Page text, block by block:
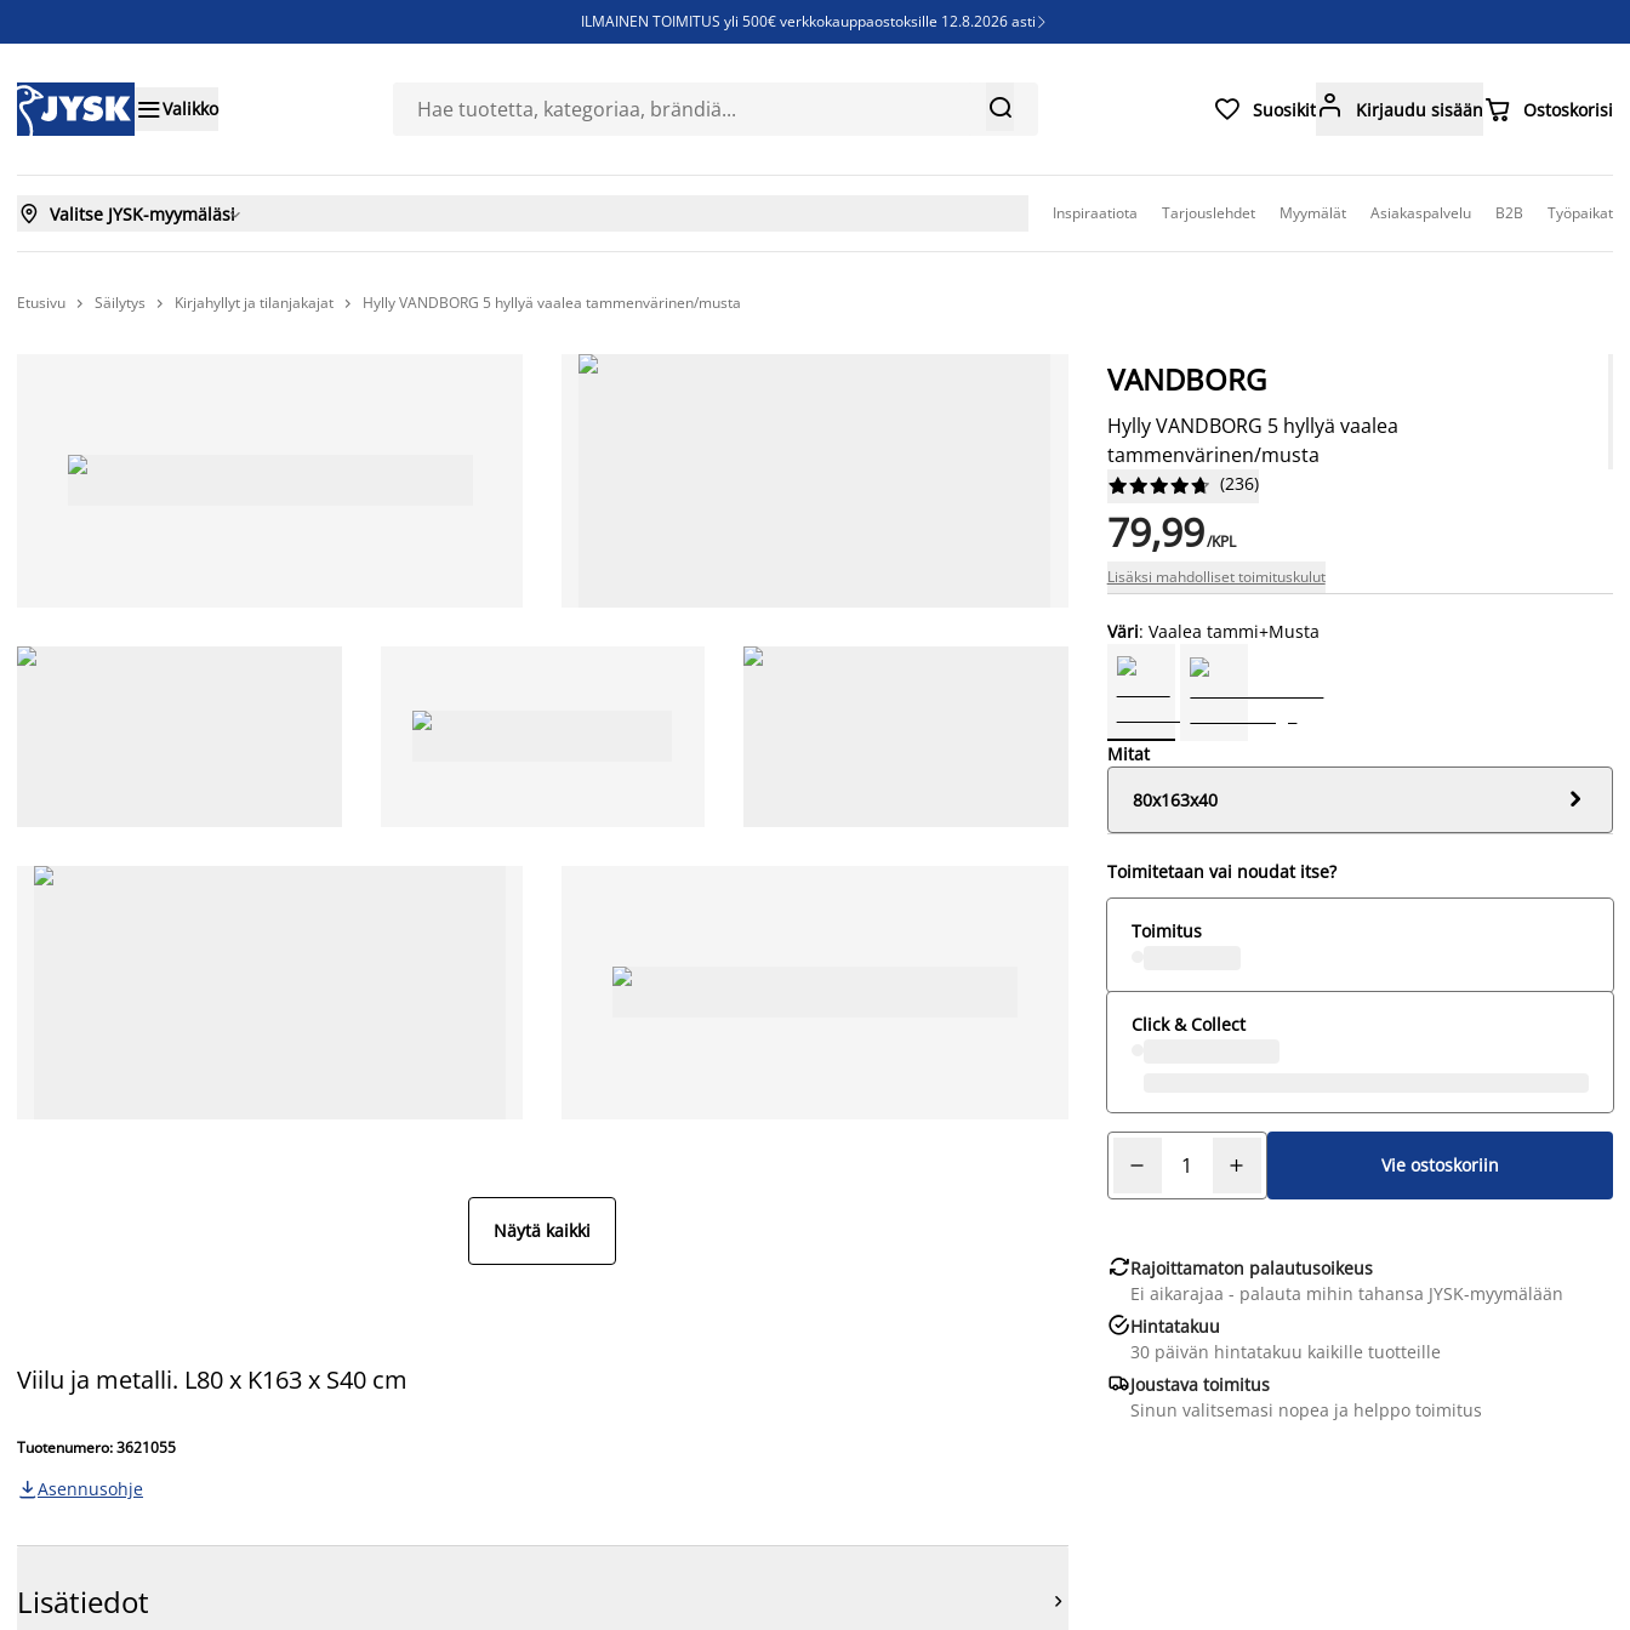
ILMAINEN TOIMITUS yli 500€ verkkokauppaostoksille 12.8.2026 asti 
Sijauspatjoja - Säästä jopa 60%
Valikko   Suosikit Kirjaudu sisään Ostoskorisi
 Valitse JYSK-myymäläsi Inspiraatiota Tarjouslehdet Myymälät Asiakaspalvelu B2B Työpaikat
Etusivu  Säilytys  Kirjahyllyt ja tilanjakajat  Hylly VANDBORG 5 hyllyä vaalea tammenvärinen/musta
Näytä kaikki
Viilu ja metalli. L80 x K163 x S40 cm
Tuotenumero: 3621055
 Asennusohje
Lisätiedot 
VANDBORG
Hylly VANDBORG 5 hyllyä vaalea
tammenvärinen/musta





 (236)
79,99/KPL
Lisäksi mahdolliset toimituskulut
Väri: Vaalea tammi+Musta
Mitat
80x163x40

Toimitetaan vai noudat itse?
Toimitus
Click & Collect
Vie ostoskoriin
Rajoittamaton palautusoikeus
Ei aikarajaa - palauta mihin tahansa JYSK-myymälään
Hintatakuu
30 päivän hintatakuu kaikille tuotteille
Joustava toimitus
Sinun valitsemasi nopea ja helppo toimitus